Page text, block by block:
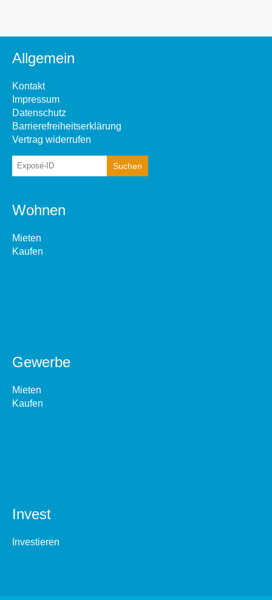
Allgemein
Kontakt
Impressum
Datenschutz
Barrierefreiheitserklärung
Vertrag widerrufen
Wohnen
Mieten
Kaufen
Gewerbe
Mieten
Kaufen
Invest
Investieren